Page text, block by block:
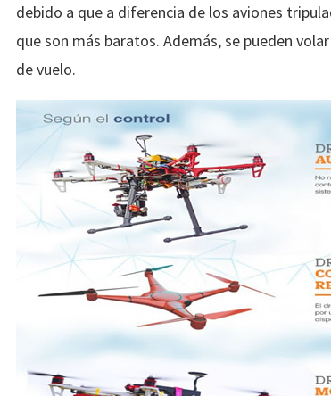
debido a que a diferencia de los aviones
que son más baratos. Además, se pueden
de vuelo.